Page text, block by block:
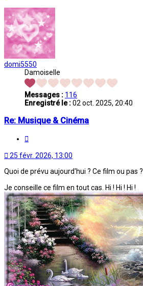
domi5550
Damoiselle
Messages : 116
Enregistré le :02 oct. 2025, 20:40
Re: Musique & Cinéma
25 févr. 2026, 13:00
Quoi de prévu aujourd'hui ? Ce film ou pas ?
Je conseille ce film en tout cas. Hi ! Hi ! Hi !